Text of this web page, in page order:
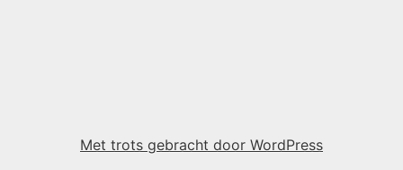
Met trots gebracht door WordPress